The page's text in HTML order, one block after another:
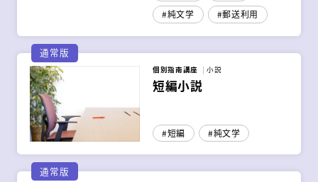
純文学
郵送利用
通常版
個別指南講座 小説
短編小説
短編 純文学
通常版